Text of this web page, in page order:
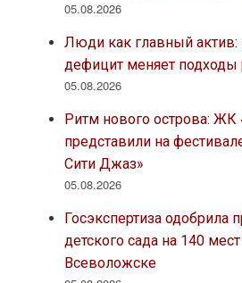
05.08.2026
Люди как главный
дефицит меняет подходы
05.08.2026
Ритм нового острова:
представили на
Сити Джаз»
05.08.2026
Госэкспертиза одобрила
детского сада на 140
Всеволожске